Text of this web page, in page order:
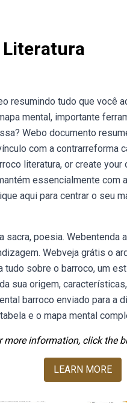
Literatura
resumindo tudo que você
mental, importante
Webo documento
com a contrarreforma
literatura, or create
essencialmente com
aqui para centrar o seu
sacra, poesia.
Webveja grátis o
sobre o barroco, um
sua origem,
barroco enviado para a
e o mapa mental
more information, click the
LEARN MORE